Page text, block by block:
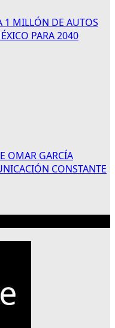
1 MILLÓN DE AUTOS
PARA 2040
OMAR GARCÍA
CONSTANTE